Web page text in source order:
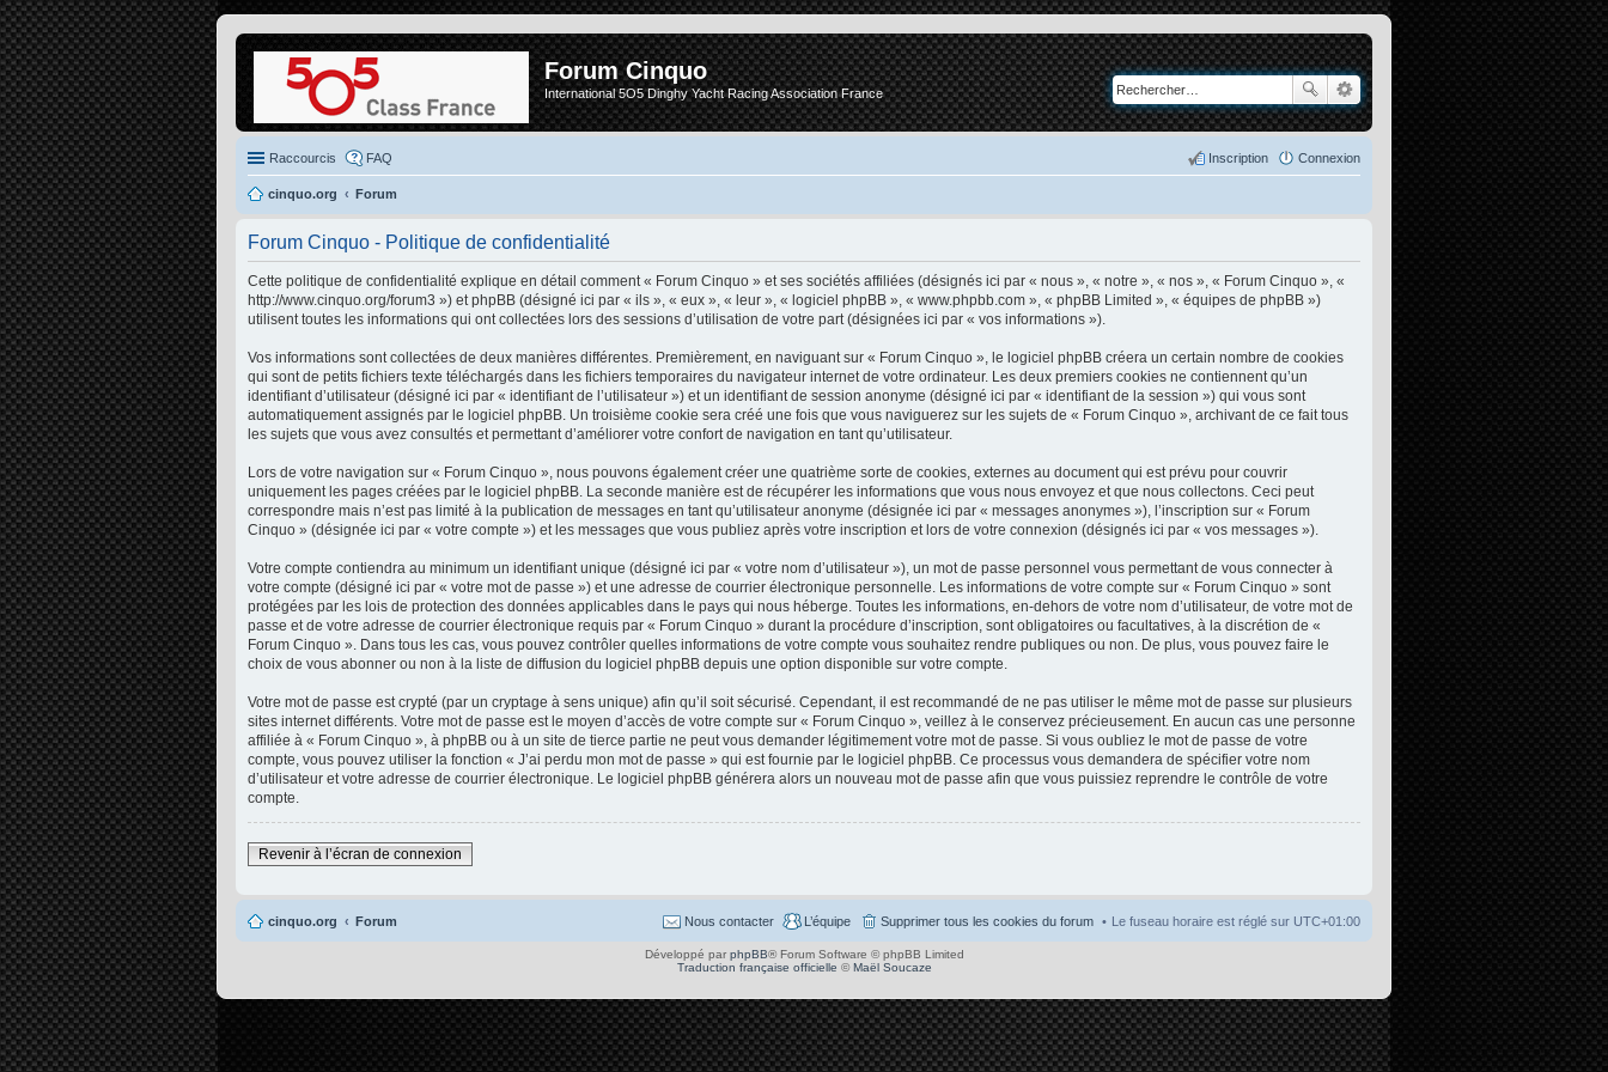
Forum Cinquo
International 5O5 Dinghy Yacht Racing Association France
Raccourcis FAQ Connexion
Inscription
cinquo.org Forum
Forum Cinquo - Politique de confidentialité
Cette politique de confidentialité explique en détail comment « Forum Cinquo » et ses sociétés affiliées (désignés ici par « nous », « notre », « nos », « Forum Cinquo », «
http://www.cinquo.org/forum3 ») et phpBB (désigné ici par « ils », « eux », « leur », « logiciel phpBB », « www.phpbb.com », « phpBB Limited », « équipes de phpBB »)
utilisent toutes les informations qui ont collectées lors des sessions d’utilisation de votre part (désignées ici par « vos informations »).
Vos informations sont collectées de deux manières différentes. Premièrement, en naviguant sur « Forum Cinquo », le logiciel phpBB créera un certain nombre de cookies
qui sont de petits fichiers texte téléchargés dans les fichiers temporaires du navigateur internet de votre ordinateur. Les deux premiers cookies ne contiennent qu’un
identifiant d’utilisateur (désigné ici par « identifiant de l’utilisateur ») et un identifiant de session anonyme (désigné ici par « identifiant de la session ») qui vous sont
automatiquement assignés par le logiciel phpBB. Un troisième cookie sera créé une fois que vous naviguerez sur les sujets de « Forum Cinquo », archivant de ce fait tous
les sujets que vous avez consultés et permettant d’améliorer votre confort de navigation en tant qu’utilisateur.
Lors de votre navigation sur « Forum Cinquo », nous pouvons également créer une quatrième sorte de cookies, externes au document qui est prévu pour couvrir
uniquement les pages créées par le logiciel phpBB. La seconde manière est de récupérer les informations que vous nous envoyez et que nous collectons. Ceci peut
correspondre mais n’est pas limité à la publication de messages en tant qu’utilisateur anonyme (désignée ici par « messages anonymes »), l’inscription sur « Forum
Cinquo » (désignée ici par « votre compte ») et les messages que vous publiez après votre inscription et lors de votre connexion (désignés ici par « vos messages »).
Votre compte contiendra au minimum un identifiant unique (désigné ici par « votre nom d’utilisateur »), un mot de passe personnel vous permettant de vous connecter à
votre compte (désigné ici par « votre mot de passe ») et une adresse de courrier électronique personnelle. Les informations de votre compte sur « Forum Cinquo » sont
protégées par les lois de protection des données applicables dans le pays qui nous héberge. Toutes les informations, en-dehors de votre nom d’utilisateur, de votre mot de
passe et de votre adresse de courrier électronique requis par « Forum Cinquo » durant la procédure d’inscription, sont obligatoires ou facultatives, à la discrétion de «
Forum Cinquo ». Dans tous les cas, vous pouvez contrôler quelles informations de votre compte vous souhaitez rendre publiques ou non. De plus, vous pouvez faire le
choix de vous abonner ou non à la liste de diffusion du logiciel phpBB depuis une option disponible sur votre compte.
Votre mot de passe est crypté (par un cryptage à sens unique) afin qu’il soit sécurisé. Cependant, il est recommandé de ne pas utiliser le même mot de passe sur plusieurs
sites internet différents. Votre mot de passe est le moyen d’accès de votre compte sur « Forum Cinquo », veillez à le conservez précieusement. En aucun cas une personne
affiliée à « Forum Cinquo », à phpBB ou à un site de tierce partie ne peut vous demander légitimement votre mot de passe. Si vous oubliez le mot de passe de votre
compte, vous pouvez utiliser la fonction « J’ai perdu mon mot de passe » qui est fournie par le logiciel phpBB. Ce processus vous demandera de spécifier votre nom
d’utilisateur et votre adresse de courrier électronique. Le logiciel phpBB générera alors un nouveau mot de passe afin que vous puissiez reprendre le contrôle de votre
compte.
Revenir à l’écran de connexion
cinquo.org Forum Le fuseau horaire est réglé sur UTC+01:00
Supprimer tous les cookies du forum
L’équipe
Nous contacter
Développé par phpBB® Forum Software © phpBB Limited
Traduction française officielle ©Maël Soucaze